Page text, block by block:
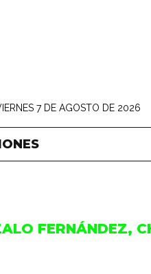
7 DE AGOSTO DE 2026
FERNÁNDEZ,